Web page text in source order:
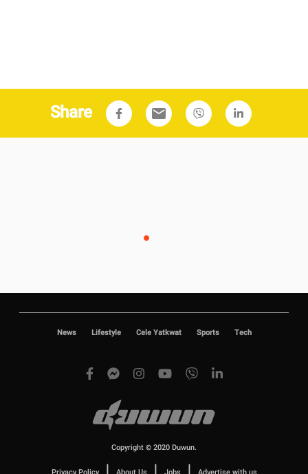
Share email
News Lifestyle Cele Yatkwat Sports Tech
Copyright © 2020 Duwun.